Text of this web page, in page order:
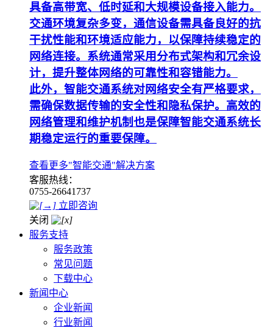
具备高带宽、低时延和大规模设备接入能力。
交通环境复杂多变，通信设备需具备良好的抗
干扰性能和环境适应能力，以保障持续稳定的
网络连接。系统通常采用分布式架构和冗余设
计，提升整体网络的可靠性和容错能力。
此外，智能交通系统对网络安全有严格要求，
需确保数据传输的安全性和隐私保护。高效的
网络管理和维护机制也是保障智能交通系统长
期稳定运行的重要保障。
查看更多"智能交通"解决方案
客服热线：
0755-26641737
立即咨询
关闭
服务支持
服务政策
常见问题
下载中心
新闻中心
企业新闻
行业新闻